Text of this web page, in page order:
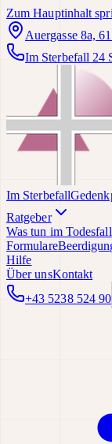
Zum Hauptinhalt
Auergasse 8a,
Im Sterbefall 24
Im Sterbefall
Ratgeber
Was tun im Todesfall
Formulare
Hilfe
Über unsKontakt
+43 5238 524 90